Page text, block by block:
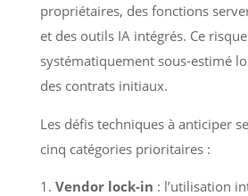
propriétaires, des fonctions
et des outils IA intégrés. Ce
systématiquement sous-estimé
des contrats initiaux.
Les défis techniques à anticiper
cinq catégories prioritaires :
Vendor lock-in : l’utilisation